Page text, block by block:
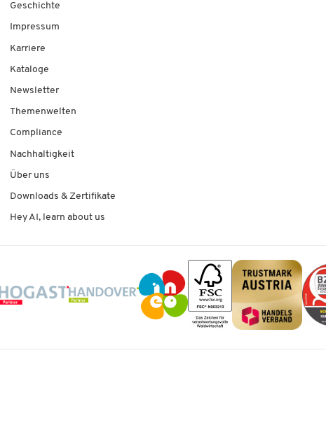
Geschichte
Impressum
Karriere
Kataloge
Newsletter
Themenwelten
Compliance
Nachhaltigkeit
Über uns
Downloads & Zertifikate
Hey AI, learn about us